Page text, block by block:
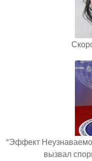
"Эффект
вызвал